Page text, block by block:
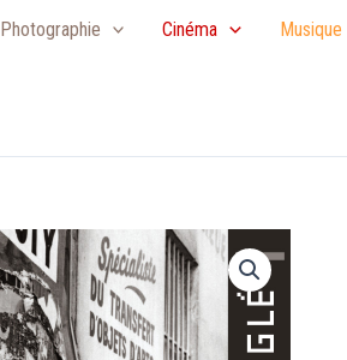
Photographie Cinéma Musique